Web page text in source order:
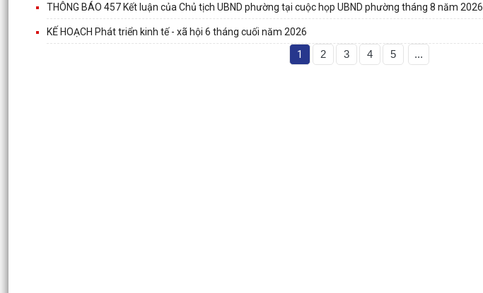
THÔNG BÁO 457 Kết luận của Chủ tịch UBND phường tại cuộc họp UBND phường tháng 8 năm
KẾ HOẠCH Phát triển kinh tế - xã hội 6 tháng cuối năm 2026
1 2 3 4 5 ...